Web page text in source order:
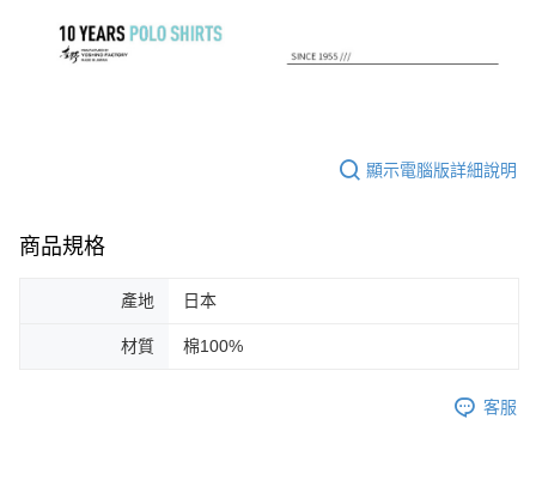
顯示電腦版詳細說明
商品規格
產地 日本
材質 棉100%
客服